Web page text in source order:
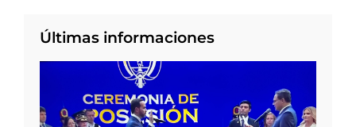
Últimas informaciones